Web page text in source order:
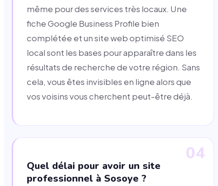
même pour des services très locaux. Une
fiche Google Business Profile bien
complétée et un site web optimisé SEO
local sont les bases pour apparaître dans les
résultats de recherche de votre région. Sans
cela, vous êtes invisibles en ligne alors que
vos voisins vous cherchent peut-être déjà.
04
Quel délai pour avoir un site
professionnel à Sosoye ?